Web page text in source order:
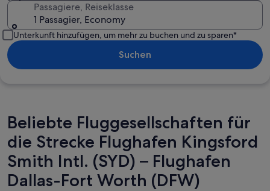
Passagiere, Reiseklasse
1 Passagier, Economy
Unterkunft hinzufügen, um mehr zu buchen und zu sparen*
Suchen
Beliebte Fluggesellschaften für
die Strecke Flughafen Kingsford
Smith Intl. (SYD) – Flughafen
Dallas-Fort Worth (DFW)